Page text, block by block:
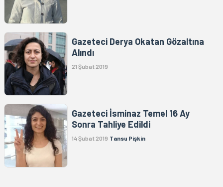
Gazeteci Derya Okatan Gözaltına
Alındı
21 Şubat 2019
Gazeteci İsminaz Temel 16 Ay
Sonra Tahliye Edildi
14 Şubat 2019 Tansu Pişkin